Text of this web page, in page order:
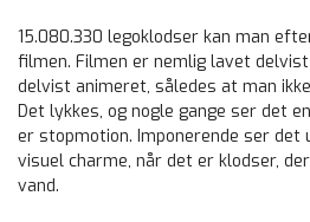
15.080.330 legoklodser kan man
filmen. Filmen er nemlig lavet
delvist animeret, således at man
Det lykkes, og nogle gange ser det
er stopmotion. Imponerende ser det
visuel charme, når det er klodser,
vand.